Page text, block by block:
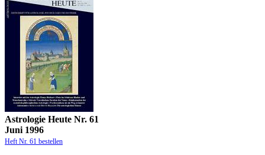
Astrologie Heute Nr. 61
Juni 1996
Heft Nr. 61 bestellen